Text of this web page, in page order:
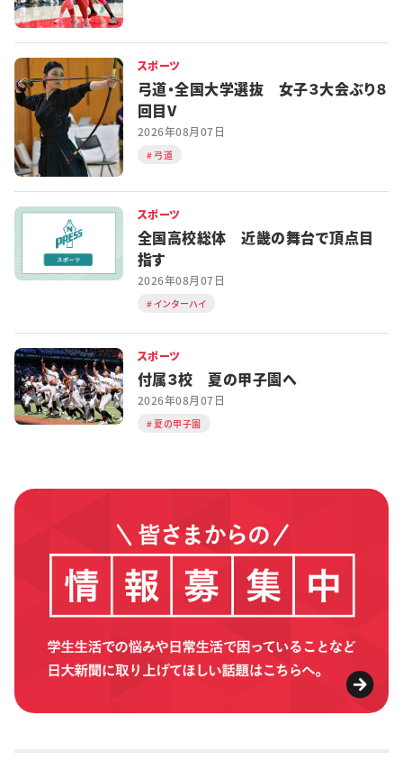
スポーツ
弓道・全国大学選抜 女子３大会ぶり８
回目V
2026年08月07日
弓道
スポーツ
全国高校総体 近畿の舞台で頂点目
指す
2026年08月07日
インターハイ
スポーツ
付属３校 夏の甲子園へ
2026年08月07日
夏の甲子園